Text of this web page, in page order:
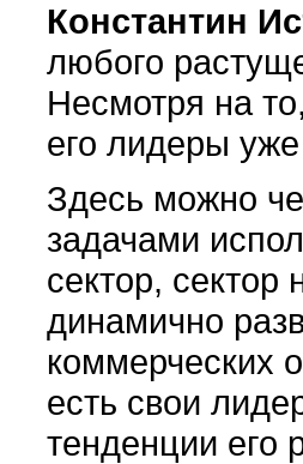
Константин
любого
Несмотря на
его лидеры
Здесь можно
задачами
сектор,
динамично
коммерческих
есть свои
тенденции его